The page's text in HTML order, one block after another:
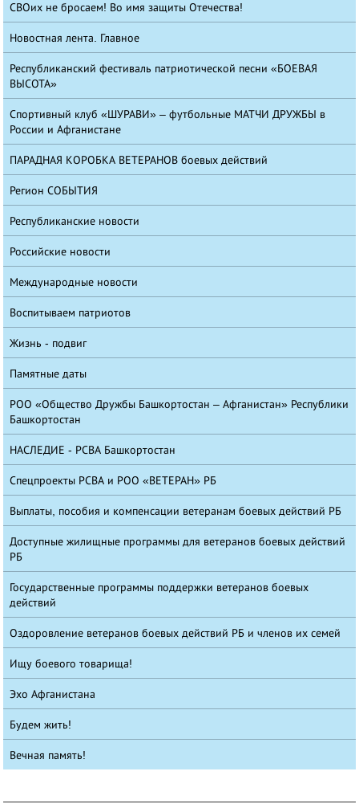
СВОих не бросаем! Во имя защиты Отечества!
Новостная лента. Главное
Республиканский фестиваль патриотической песни «БОЕВАЯ
ВЫСОТА»
Спортивный клуб «ШУРАВИ» – футбольные МАТЧИ ДРУЖБЫ в
России и Афганистане
ПАРАДНАЯ КОРОБКА ВЕТЕРАНОВ боевых действий
Регион СОБЫТИЯ
Республиканские новости
Российские новости
Международные новости
Воспитываем патриотов
Жизнь - подвиг
Памятные даты
РОО «Общество Дружбы Башкортостан – Афганистан» Республики
Башкортостан
НАСЛЕДИЕ - РСВА Башкортостан
Спецпроекты РСВА и РОО «ВЕТЕРАН» РБ
Выплаты, пособия и компенсации ветеранам боевых действий РБ
Доступные жилищные программы для ветеранов боевых действий
РБ
Государственные программы поддержки ветеранов боевых
действий
Оздоровление ветеранов боевых действий РБ и членов их семей
Ищу боевого товарища!
Эхо Афганистана
Будем жить!
Вечная память!